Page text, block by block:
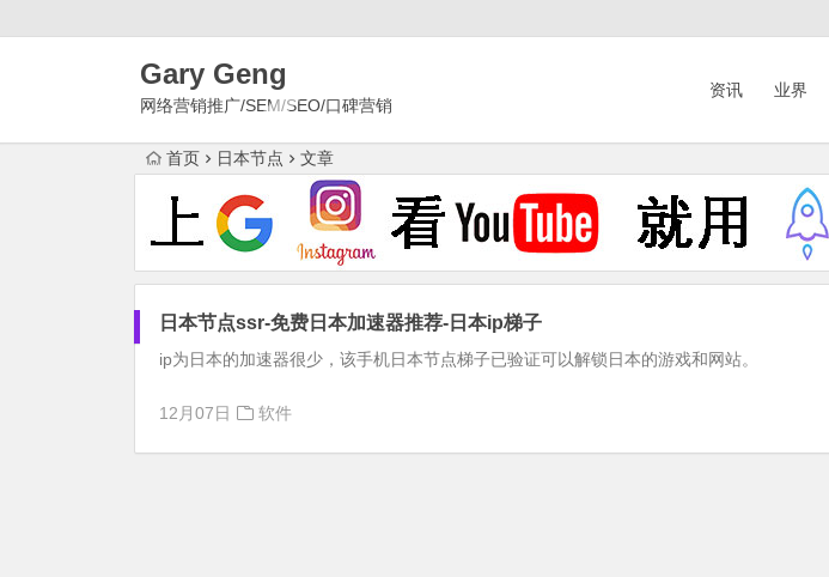
Gary Geng
网络营销推广/SEM/SEO/口碑营销
资讯 业界
首页 日本节点 文章
日本节点ssr-免费日本加速器推荐-日本ip梯子
ip为日本的加速器很少，该手机日本节点梯子已验证可以解锁日本的游戏和网站。
12月07日 软件